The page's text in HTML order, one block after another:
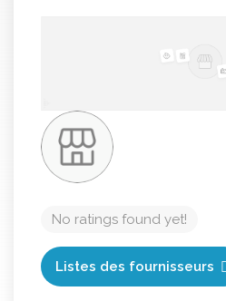
No ratings found yet!
Listes des fournisseurs